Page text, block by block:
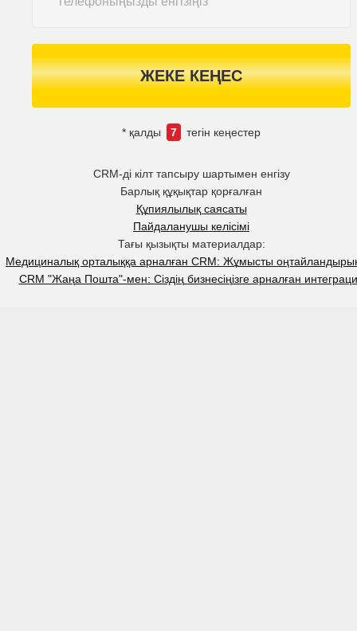
ЖЕКЕ КЕҢЕС
* қалды 7 тегін кеңестер
CRM-ді кілт тапсыру шартымен енгізу
Барлық құқықтар қорғалған
Құпиялылық саясаты
Пайдаланушы келісімі
Тағы қызықты материалдар:
Медициналық орталыққа арналған CRM: Жұмысты
CRM "Жаңа Пошта"-мен: Сіздің бизнесіңізге арналған